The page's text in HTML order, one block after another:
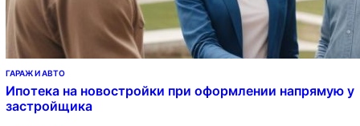
ГАРАЖ И АВТО
Ипотека на новостройки при оформлении напрямую у
застройщика